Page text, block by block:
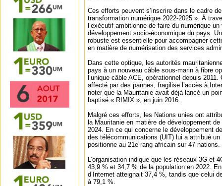
Ces efforts peuvent s’inscrire dans le cadre
transformation numérique 2022-2025 ». À
l’exécutif ambitionne de faire du numérique
développement socio-économique du pays.
robuste est essentielle pour accompagner
en matière de numérisation des services
Dans cette optique, les autorités
pays à un nouveau câble sous-marin à fibre
l’unique câble ACE, opérationnel depuis
affecté par des pannes, fragilise l’accès à
noter que la Mauritanie avait déjà lancé un
baptisé « RIMIX », en juin 2016.
Malgré ces efforts, les Nations unies ont
la Mauritanie en matière de développement
2024. En ce qui concerne le développement
des télécommunications (UIT) lui a attribué
positionne au 21e rang africain sur 47 nations.
L’organisation indique que les réseaux 3G et
43,9 % et 34,7 % de la population en 2022.
d’Internet atteignait 37,4 %, tandis que celui
à 79,1 %.